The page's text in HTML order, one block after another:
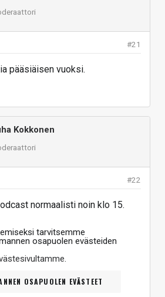
#21
pääsiäisen vuoksi.
Kokkonen
#22
normaalisti noin klo 15.
tarvitsemme
osapuolen evästeiden
OSAPUOLEN EVÄSTEET